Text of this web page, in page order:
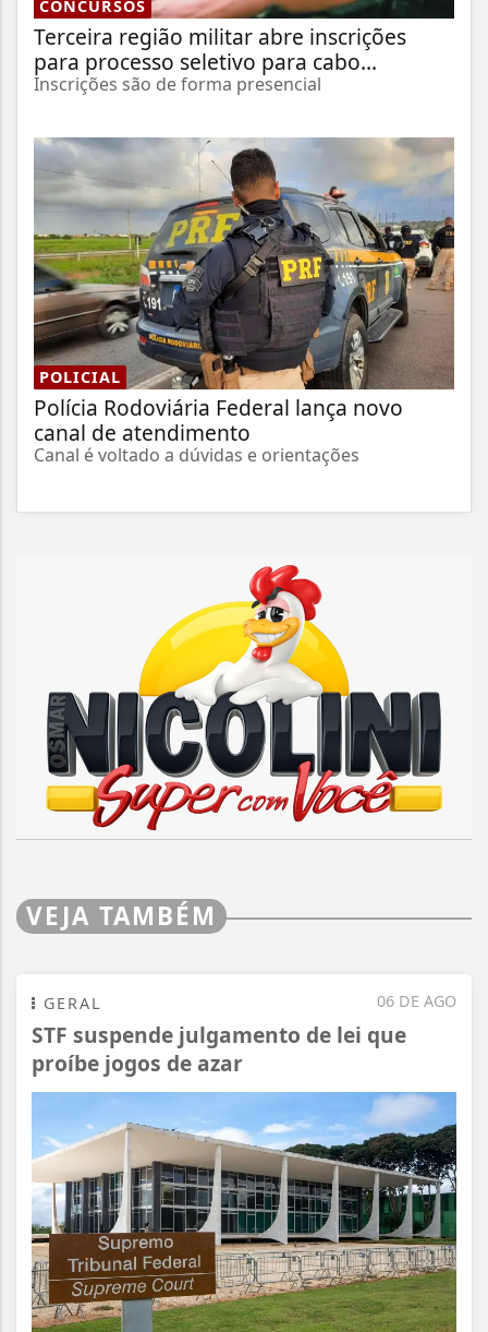
CONCURSOS
Terceira região militar abre inscrições
para processo seletivo para cabo...
Inscrições são de forma presencial
POLICIAL
Polícia Rodoviária Federal lança novo
canal de atendimento
Canal é voltado a dúvidas e orientações
VEJA TAMBÉM
06 DE AGO
GERAL
STF suspende julgamento de lei que
proíbe jogos de azar